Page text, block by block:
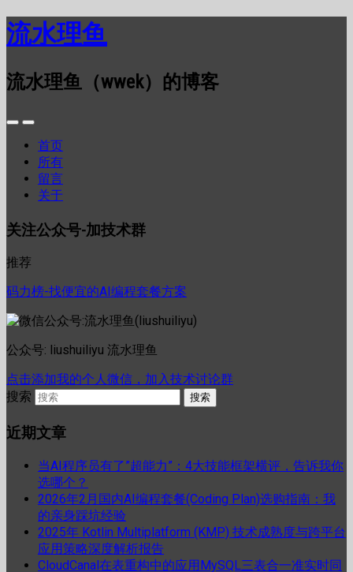
流水理鱼
流水理鱼（wwek）的博客
首页
所有
留言
关于
关注公众号-加技术群
推荐
码力榜-找便宜的AI编程套餐方案
公众号: liushuiliyu 流水理鱼
点击添加我的个人微信，加入技术讨论群
搜索
近期文章
当AI程序员有了”超能力”：4大技能框架横评，告诉我你
选哪个？
2026年2月国内AI编程套餐(Coding Plan)选购指南：我
的亲身踩坑经验
2025年 Kotlin Multiplatform (KMP) 技术成熟度与跨平台
应用策略深度解析报告
CloudCanal在表重构中的应用MySQL三表合一准实时同